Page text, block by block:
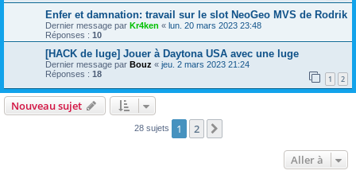
Enfer et damnation: travail sur le slot NeoGeo MVS de Rodrik
Dernier message par Kr4ken « lun. 20 mars 2023 23:48
Réponses : 10
[HACK de luge] Jouer à Daytona USA avec une luge
Dernier message par Bouz « jeu. 2 mars 2023 21:24
Réponses : 18 1 2
Nouveau sujet
28 sujets 1 2
Aller à